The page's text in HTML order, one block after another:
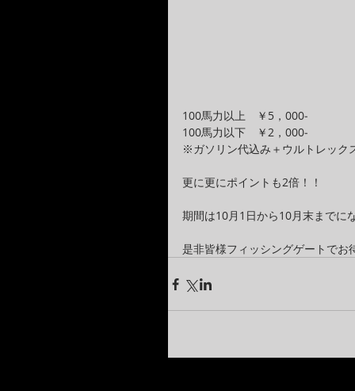
100馬力以上　￥5，000‐
100馬力以下　￥2，000‐
※ガソリン代込み＋ウルトレック
更に更にポイントも2倍！！
期間は10月1日から10月末までに
是非皆様フィッシングゲートでお